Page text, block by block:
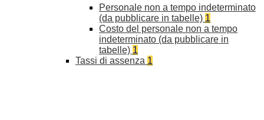
Personale non a tempo indeterminato
(da pubblicare in tabelle) 1
Costo del personale non a tempo
indeterminato (da pubblicare in
tabelle) 1
Tassi di assenza 1